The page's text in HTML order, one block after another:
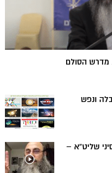
מדרש הסולם
ונפש
שליט”א –